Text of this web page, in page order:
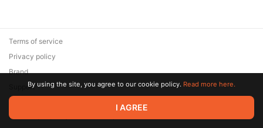
© 2026 Zaya Solutions Limited. All rights reserved. All trademarks
are the property of their respective owners.
Terms of service
Privacy policy
Brand
SupportBy using the site, you agree to our cookie policy. Read more here.
I AGREE